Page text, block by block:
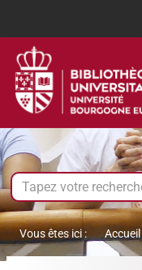
Vous êtes ici :
Accueil